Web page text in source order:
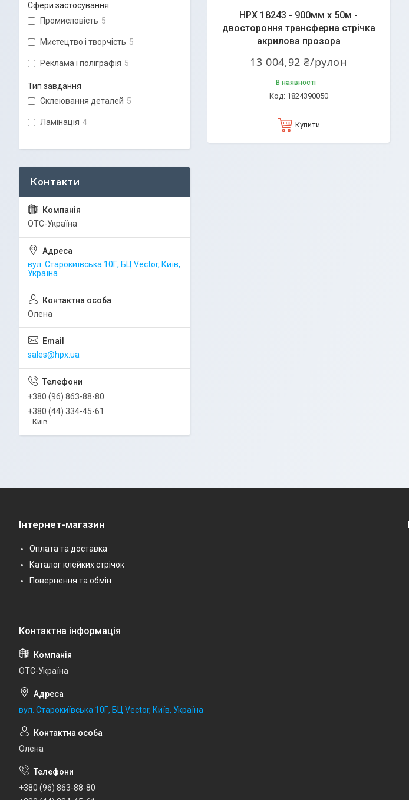
HPX 18243 - 900мм х 50м -
двостороння трансферна стрічка
акрилова прозора
13 004,92 ₴/рулон
В наявності
1824390050
Купити
Сфери застосування
Промисловість 5
Мистецтво і творчість 5
Реклама і поліграфія 5
Тип завдання
Склеювання деталей 5
Ламінація 4
ОТС-Україна
вул. Старокиївська 10Г, БЦ Vector, Київ,
Україна
Олена
sales@hpx.ua
+380 (96) 863-88-80
+380 (44) 334-45-61
Київ
Інтернет-магазин
Оплата та доставка
Каталог клейких стрічок
Повернення та обмін
ОТС-Україна
вул. Старокиївська 10Г, БЦ Vector, Київ, Україна
Олена
+380 (96) 863-88-80